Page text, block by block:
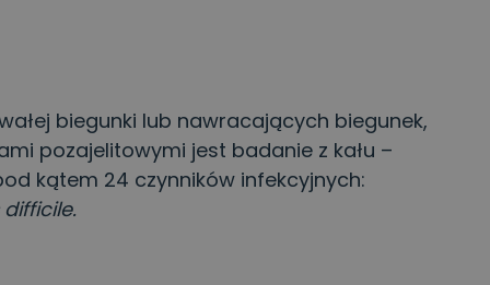
biegunki lub nawracających biegunek,
pozajelitowymi jest badanie z kału –
kątem 24 czynników infekcyjnych: